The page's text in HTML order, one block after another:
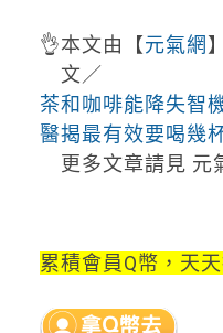
👌本文由【元氣網
文／
茶和咖啡能降失智
醫揭最有效要喝幾
更多文章請見 元
累積會員Q幣，天